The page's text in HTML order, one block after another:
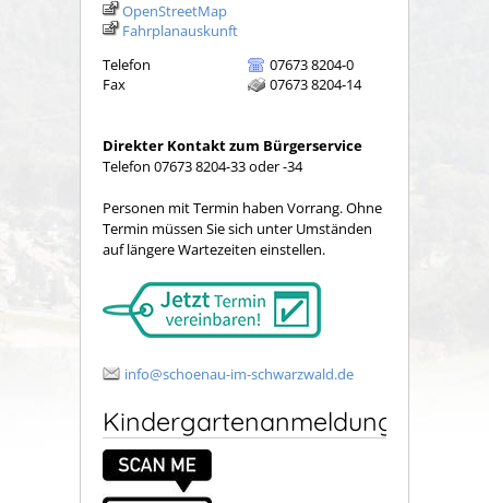
OpenStreetMap
Fahrplanauskunft
Telefon
07673 8204-0
Fax
07673 8204-14
Direkter Kontakt zum Bürgerservice
Telefon 07673 8204-33 oder -34
Personen mit Termin haben Vorrang. Ohne
Termin müssen Sie sich unter Umständen
auf längere Wartezeiten einstellen.
info@schoenau-im-schwarzwald.de
Kindergartenanmeldung